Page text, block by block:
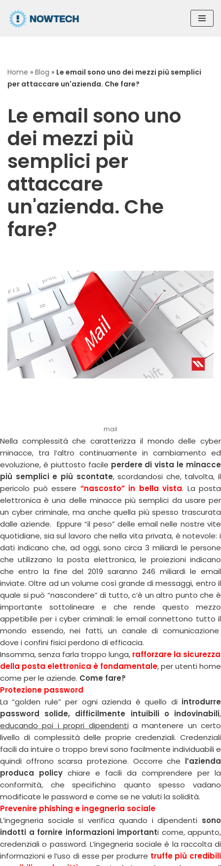
Vai
Home » Blog » Le email sono uno dei mezzi più semplici
per attaccare un'azienda. Che fare?
Le email sono uno
dei mezzi più
semplici per
attaccare
un'azienda. Che
fare?
mail
Nella complessità che caratterizza il mondo delle cyber
minacce, tra l’altro continuamente in cambiamento ed
evoluzione, è piuttosto facile perdere di vista le minacce
più semplici e più scontate, scordandosi che, talvolta, il
pericolo può essere “nascosto” in bella vista. La posta
elettronica è una delle minacce più semplici da usare per
un cyber criminale, ma anche quella più spesso trascurata
dalle aziende. Eppure “il peso” delle email nelle nostre vite
quotidiane, sia sul lavoro che nella vita privata, è notevole: i
dati indicano che, ad oggi, sono circa 3 miliardi le persone
che utilizzano la posta elettronica, le proiezioni indicano
che entro la fine del 2019 saranno 246 miliardi le email
inviate. Oltre ad un volume così grande di messaggi, entro il
quale si può “nascondere” di tutto, c’è un altro punto che è
importante sottolineare e che rende questo mezzo
appetibile per i cyber criminali: le email connettono tutto il
mondo essendo, nei fatti, un canale di comunicazione
dove i confini fisici perdono di efficacia.
Insomma, senza farla troppo lunga, rafforzare la sicurezza
della posta elettronica è fondamentale, per utenti home
come per le aziende. Come fare?
Protezione password
La “golden rule” per ogni azienda è quello di introdurre
password solide, difficilmente intuibili o indovinabili,
educando poi i propri dipendenti a mantenere un certo
livello di complessità delle proprie credenziali. Credenziali
facili da intuire o troppo brevi sono facilmente individuabili e
quindi offrono scarsa protezione. Occorre che l’azienda
produca policy chiare e facili da comprendere per la
conformità, che specifichino quanto spesso vadano
modificate le password e come se ne valuti la solidità.
Prevenire phishing e ingegneria sociale
L’ingegneria sociale si verifica quando i dipendenti sono
indotti a fornire informazioni importanti come, appunto,
credenziali o password. L’ingegneria sociale è la raccolta di
informazioni e l’uso di esse per produrre truffe più credibili